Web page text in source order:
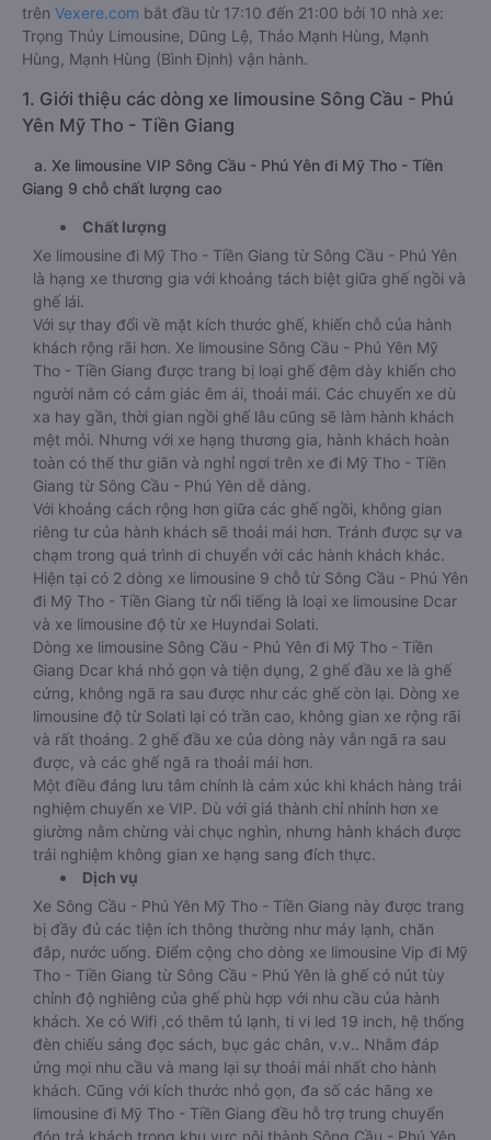
trên Vexere.com bắt đầu từ 17:10 đến 21:00 bởi 10 nhà xe:
Trọng Thủy Limousine, Dũng Lệ, Thảo Mạnh Hùng, Mạnh
Hùng, Mạnh Hùng (Bình Định) vận hành.
1. Giới thiệu các dòng xe limousine Sông Cầu - Phú
Yên Mỹ Tho - Tiền Giang
a. Xe limousine VIP Sông Cầu - Phú Yên đi Mỹ Tho - Tiền
Giang 9 chỗ chất lượng cao
Chất lượng
Xe limousine đi Mỹ Tho - Tiền Giang từ Sông Cầu - Phú Yên
là hạng xe thương gia với khoảng tách biệt giữa ghế ngồi và
ghế lái.
Với sự thay đổi về mặt kích thước ghế, khiến chỗ của hành
khách rộng rãi hơn. Xe limousine Sông Cầu - Phú Yên Mỹ
Tho - Tiền Giang được trang bị loại ghế đệm dày khiến cho
người nằm có cảm giác êm ái, thoải mái. Các chuyến xe dù
xa hay gần, thời gian ngồi ghế lâu cũng sẽ làm hành khách
mệt mỏi. Nhưng với xe hạng thương gia, hành khách hoàn
toàn có thể thư giãn và nghỉ ngơi trên xe đi Mỹ Tho - Tiền
Giang từ Sông Cầu - Phú Yên dễ dàng.
Với khoảng cách rộng hơn giữa các ghế ngồi, không gian
riêng tư của hành khách sẽ thoải mái hơn. Tránh được sự va
chạm trong quá trình di chuyển với các hành khách khác.
Hiện tại có 2 dòng xe limousine 9 chỗ từ Sông Cầu - Phú Yên
đi Mỹ Tho - Tiền Giang từ nổi tiếng là loại xe limousine Dcar
và xe limousine độ từ xe Huyndai Solati.
Dòng xe limousine Sông Cầu - Phú Yên đi Mỹ Tho - Tiền
Giang Dcar khá nhỏ gọn và tiện dụng, 2 ghế đầu xe là ghế
cứng, không ngã ra sau được như các ghế còn lại. Dòng xe
limousine độ từ Solati lại có trần cao, không gian xe rộng rãi
và rất thoáng. 2 ghế đầu xe của dòng này vẫn ngã ra sau
được, và các ghế ngã ra thoải mái hơn.
Một điều đáng lưu tâm chính là cảm xúc khi khách hàng trải
nghiệm chuyến xe VIP. Dù với giá thành chỉ nhỉnh hơn xe
giường nằm chừng vài chục nghìn, nhưng hành khách được
trải nghiệm không gian xe hạng sang đích thực.
Dịch vụ
Xe Sông Cầu - Phú Yên Mỹ Tho - Tiền Giang này được trang
bị đầy đủ các tiện ích thông thường như máy lạnh, chăn
đắp, nước uống. Điểm cộng cho dòng xe limousine Vip đi Mỹ
Tho - Tiền Giang từ Sông Cầu - Phú Yên là ghế có nút tùy
chỉnh độ nghiêng của ghế phù hợp với nhu cầu của hành
khách. Xe có Wifi ,có thêm tủ lạnh, ti vi led 19 inch, hệ thống
đèn chiếu sáng đọc sách, bục gác chân, v.v.. Nhằm đáp
ứng mọi nhu cầu và mang lại sự thoải mái nhất cho hành
khách. Cũng với kích thước nhỏ gọn, đa số các hãng xe
limousine đi Mỹ Tho - Tiền Giang đều hỗ trợ trung chuyển
đón trả khách trong khu vực nội thành Sông Cầu - Phú Yên.